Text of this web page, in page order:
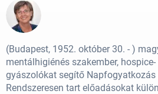
(Budapest, 1952. október 30. - )
mentálhigiénés szakember,
gyászolókat segítő Napfogyatkozás
Rendszeresen tart előadásokat